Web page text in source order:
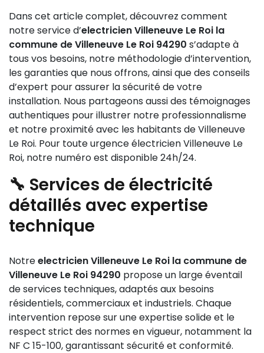
Dans cet article complet, découvrez comment
notre service d’electricien Villeneuve Le Roi la
commune de Villeneuve Le Roi 94290 s’adapte à
tous vos besoins, notre méthodologie d’intervention,
les garanties que nous offrons, ainsi que des conseils
d’expert pour assurer la sécurité de votre
installation. Nous partageons aussi des témoignages
authentiques pour illustrer notre professionnalisme
et notre proximité avec les habitants de Villeneuve
Le Roi. Pour toute urgence électricien Villeneuve Le
Roi, notre numéro est disponible 24h/24.
🔧 Services de électricité
détaillés avec expertise
technique
Notreelectricien Villeneuve Le Roi la commune de
Villeneuve Le Roi 94290 propose un large éventail
de services techniques, adaptés aux besoins
résidentiels, commerciaux et industriels. Chaque
intervention repose sur une expertise solide et le
respect strict des normes en vigueur, notamment la
NF C 15-100, garantissant sécurité et conformité.